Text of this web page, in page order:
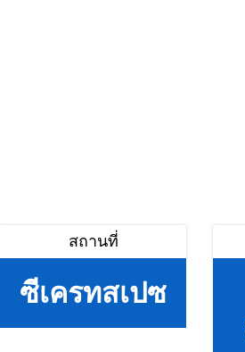
สถานที่
ซีเครทสเปซ